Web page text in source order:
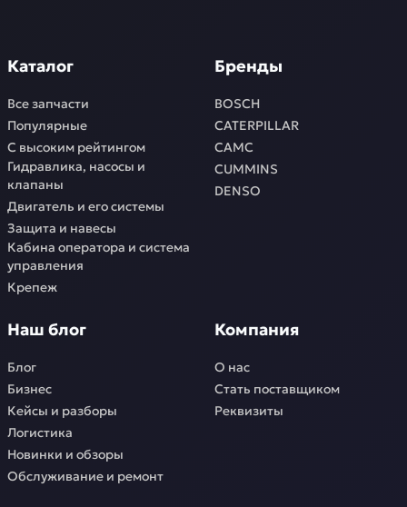
Каталог
Все запчасти
Популярные
С высоким рейтингом
Гидравлика, насосы и
клапаны
Двигатель и его системы
Защита и навесы
Кабина оператора и система
управления
Крепеж
Бренды
BOSCH
CATERPILLAR
CAMC
CUMMINS
DENSO
Наш блог
Блог
Бизнес
Кейсы и разборы
Логистика
Новинки и обзоры
Обслуживание и ремонт
Компания
О нас
Стать поставщиком
Реквизиты